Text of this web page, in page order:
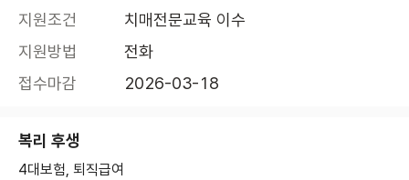
지원조건
치매전문교육 이수
지원방법
전화
접수마감
2026-03-18
복리 후생
4대보험, 퇴직급여